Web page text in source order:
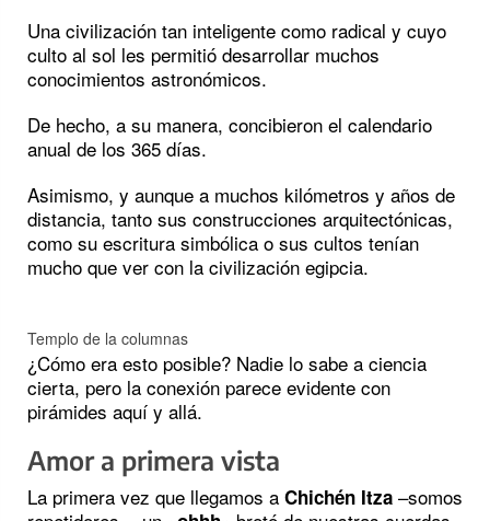
Una civilización tan inteligente como radical y cuyo
culto al sol les permitió desarrollar muchos
conocimientos astronómicos.
De hecho, a su manera, concibieron el calendario
anual de los 365 días.
Asimismo, y aunque a muchos kilómetros y años de
distancia, tanto sus construcciones arquitectónicas,
como su escritura simbólica o sus cultos tenían
mucho que ver con la civilización egipcia.
Templo de la columnas
¿Cómo era esto posible? Nadie lo sabe a ciencia
cierta, pero la conexión parece evidente con
pirámides aquí y allá.
Amor a primera vista
La primera vez que llegamos a Chichén Itza –somos